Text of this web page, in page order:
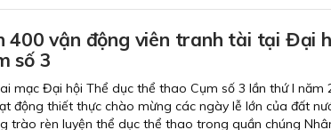
400 vận động viên tranh tài tại Đại
số 3
mạc Đại hội Thể dục thể thao Cụm số 3 lần thứ I
động thiết thực chào mừng các ngày lễ lớn của đất
trào rèn luyện thể dục thể thao trong quần chúng